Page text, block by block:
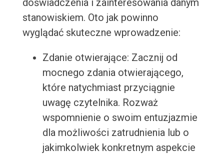
doświadczenia i zainteresowania danym
stanowiskiem. Oto jak powinno
wyglądać skuteczne wprowadzenie:
Zdanie otwierające: Zacznij od
mocnego zdania otwierającego,
które natychmiast przyciągnie
uwagę czytelnika. Rozważ
wspomnienie o swoim entuzjazmie
dla możliwości zatrudnienia lub o
jakimkolwiek konkretnym aspekcie